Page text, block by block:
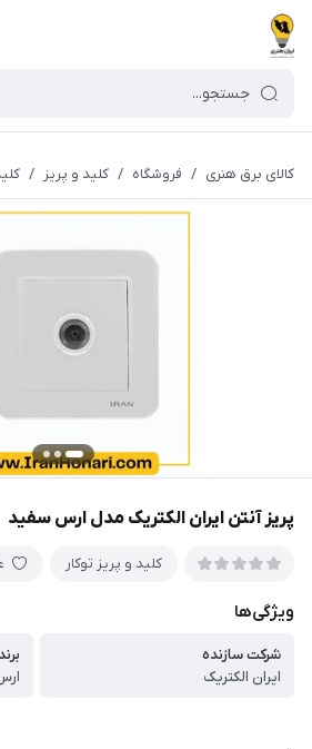
کالای برق هنری / فروشگاه / کلید و پریز /
پریز آنتن ایران الکتریک مدل ارس سفید
کلید و پریز توکار
ویژگی‌ها
شرکت سازنده
ایران الکتریک
برند